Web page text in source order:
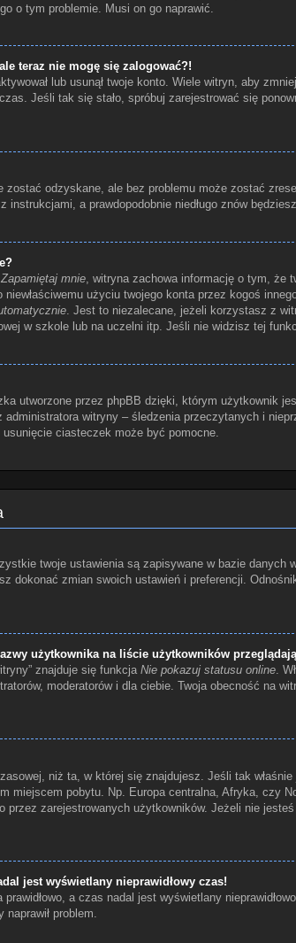
o tym problemie. Musi on go naprawić.
teraz nie mogę się zalogować?!
lub usunął twoje konto. Wiele witryn, aby
Jeśli tak się stało, spróbuj zarejestrować się
zostać odzyskane, ale bez problemu może zostać
instrukcjami, a prawdopodobnie niedługo znów
Zapamiętaj mnie, witryna zachowa informację o tym, że
użyciu twojego konta przez kogoś
. Jest to niezalecane, jeżeli korzystasz z
w szkole lub na uczelni itp. Jeśli nie widzisz tej
utworzone przez phpBB dzięki, którym użytkownik
administratora witryny – śledzenia przeczytanych i
ciasteczek może być pomocne.
twoje ustawienia są zapisywane w bazie danych
dokonać zmian swoich ustawień i preferencji.
użytkownika na liście użytkowników
znajduje się funkcja Nie pokazuj statusu online.
moderatorów i dla ciebie. Twoja obecność na
niż ta, w której się znajdujesz. Jeśli tak
miejscem pobytu. Np. Europa centralna, Afryka, czy
zarejestrowanych użytkowników. Jeżeli nie
jest wyświetlany nieprawidłowy czas!
a czas nadal jest wyświetlany
naprawił problem.